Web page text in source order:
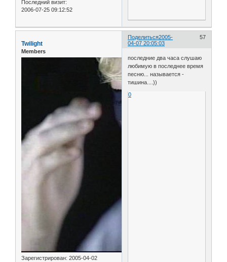
Последний визит:
2006-07-25 09:12:52
Поделиться 57
2005-
04-07 20:05:03
Twilight
Members
Зарегистрирован: 2005-04-02
последние два часа слушаю
любимую в последнее время
песню... называется -
тишина....))
0